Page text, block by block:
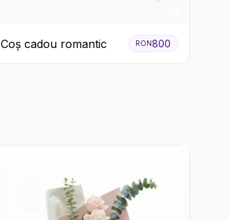
Coș cadou romantic RON800